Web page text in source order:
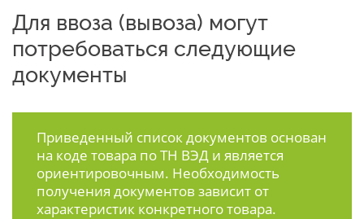
Для ввоза (вывоза) могут
потребоваться следующие
документы
Приведенный список документов основан
на коде товара по ТН ВЭД и является
ориентировочным. Необходимость
получения документов зависит от
характеристик конкретного товара.